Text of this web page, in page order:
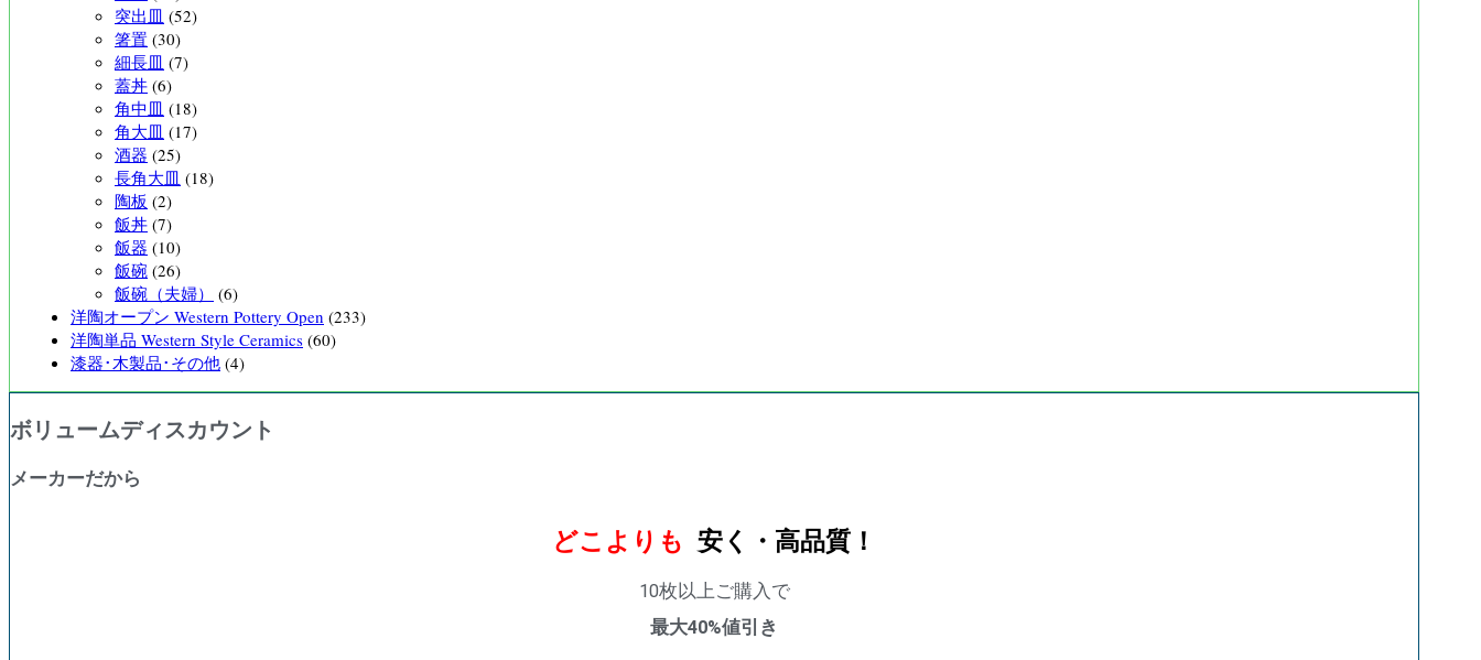
突出皿 (52)
箸置 (30)
細長皿 (7)
蓋丼 (6)
角中皿 (18)
角大皿 (17)
酒器 (25)
長角大皿 (18)
陶板 (2)
飯丼 (7)
飯器 (10)
飯碗 (26)
飯碗（夫婦）
(6)
洋陶オープン Western Pottery Open (233)
洋陶単品 Western Style Ceramics (60)
漆器･木製品･その他 (4)
ボリュームディスカウント
メーカーだから
どこよりも 安く・高品質！
10枚以上ご購入で
最大40%値引き